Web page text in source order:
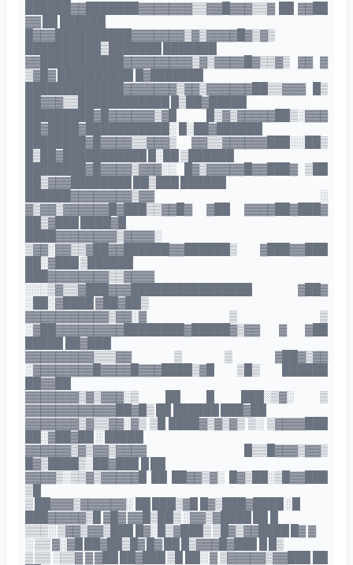
██████▓▓███████▓▓▓▓▓▓▓▒▒▓▓█▓▓▓▒▒▓ ██ ▓▓██
▓▓ ██ ██████
█▓▓▓██████████▓▓▓▓▓▓▓▒▓▒▓▓▓▓█▓▒▓▒
██████████▒███████ ███████
▓▓███████████▓▓▓▓▓▓▓▓▓▒▓▒▓▓▓▓█▓▒▒▓▒ ▓▓ ▓
▒▓█▓ ██████████ █▓███████
█████████████▓▓▓▓▓▓▓▒▓▓▒▓▓▓▓▓▓██▒▒▓▓▓ █▒
██▓▓▓▒▒████████████ █▒██▓█████
█████████▓█▓▓▓▓▓▓▒▓█ █▒▓▒▓▓▓▓▓██▒░▓▓▓
██▓████▓███████████░ █░██▓██████
████████▓█▓▓▓▓▒▒▓▓▓▒ ▓▓▒▒▓▓▓▓▓▓███░░██▒
█▒██▓███████████ █░██ ▒██████
████████▓█▓▓▓▓▒▓▓▓░░ █▓▒▓▓▓▓▓█▓▓███▓ ▒██
██▒▓▓▓████████ ██▒███ ██████
██████▓▓▓▓▓▓▓▓▒▓▓ ░
▓▒▓▓▒▓▓▓▓▓▓█▓███▒▒▓▓█▓ ▓██ ▓▓▓▓██▓███▓
██▒▓███ ████▓█
████▓▓▓▓▓▓▓▓▒▓▓▓▓░
▒▓▓░▓▓▒▒▓██▓▓██████▓▓██████▒ ▓███▓▓███
██░▓███ ▒██████
███▓▓▓▓▓▓▓▓▒▒▓▓▓▓
░░░▒▓▒▒▓███▓▓▓████████████████ ▓██▓
░██░▓████ ▓██▓██▒
▓▓▓▓▓▓▓▓▓▓▓▒▓▓░▓ ▒ ▒
░▓██▓▓▓▓▓▓▓▓▓████████▓█████▓▒▓▓ ▓ ▓██
█████ ██▓███
▓▓▓▓▓▓▓▓▓▒▒▒▓▓ ▒ ▒ ▓██▓▒▓▓
░▓▓▓▓▓▓▓▓█▓▓▓▓█▓▓▓████▒▓█ ▒█▒ ██████
██▓▓██
▓▓▓▓▓▓▓▒▓▒▓▓▓░▒ ██ █ ███░▒▓░ ▒
▓▓▓▓▓▓▓▓▓▓▓▓██▓█▒ ██ ██████ ███▓██
▓▓▓▓▓▓▓▒▓▒▒▓▓░▓▒ ▒█ ████▓▒▓▒▓▒ ▒░ ▒▓▓▓▓███
██░▓██▓██ ░ █████
▓▓▓▓▓▓▒▓▒▓▓▒▓▓▓▓ █▒▒█▓▓▓▒▓▓▒
█▓▒████▒░██▓███ █ ██
▓▓▓▓▒░▒▒▓▒▓▓▓▓▓█ ██ ██▓▓▒▓░ █▓▒██░▒█▓▓███
▒█
▒ ██▓▓▓▒▓▓▓▓▓▓░ ██ ███▒▓█ █▓▒███▓████ ░█
███▓▓▓▓▓▒█ ▓█▓ ▓▓█▒██▒ ░▓▓▒▓████ ██ █
▒▒▒░ ▒▓▓▒▓▓▒███ █▓░█▒▓███▒ ▒█▓▒▓▓████ █▓ ▓
░ ▒▒ ▓░▓█ ██▓██▒█▓ █▓ ██ █▒▓▓▓█▓███ █ █▒
▒ ▒▒ ░▒▒▓ ▓ ▓██ ██▓███ ▒█ ██░ ▓ ▒▓▓▓▓▓▒▓▓███ ██